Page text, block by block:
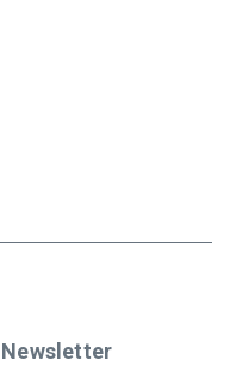
Newsletter